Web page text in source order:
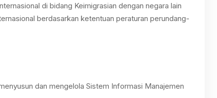
di bidang Keimigrasian dengan negara lain
berdasarkan ketentuan peraturan perundang-
dan mengelola Sistem Informasi Manajemen